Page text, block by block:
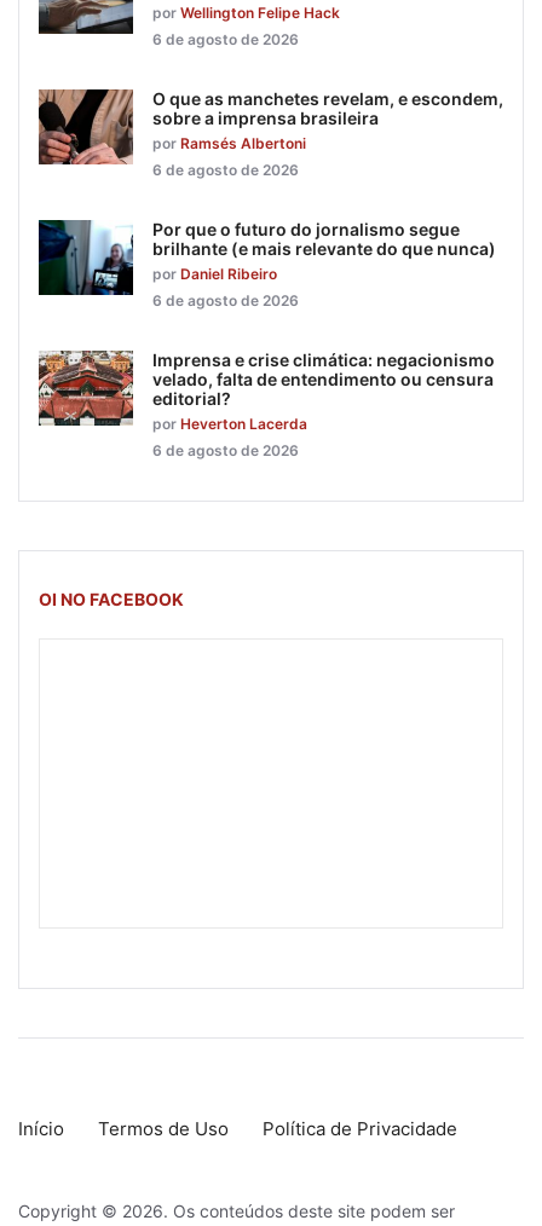
por Wellington Felipe Hack
6 de agosto de 2026
O que as manchetes revelam, e escondem,
sobre a imprensa brasileira
por Ramsés Albertoni
6 de agosto de 2026
Por que o futuro do jornalismo segue
brilhante (e mais relevante do que nunca)
por Daniel Ribeiro
6 de agosto de 2026
Imprensa e crise climática: negacionismo
velado, falta de entendimento ou censura
editorial?
por Heverton Lacerda
6 de agosto de 2026
OI NO FACEBOOK
Início Termos de Uso Política de Privacidade
Copyright © 2026. Os conteúdos deste site podem ser